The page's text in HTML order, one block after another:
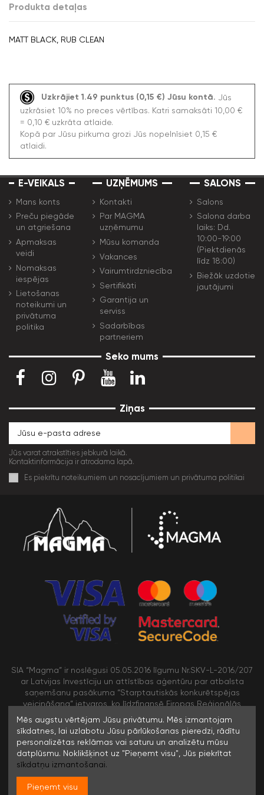
Produkta detaļas
MATT BLACK, RUB CLEAN
Uzkrājiet 1.49 punktus (0,15 €) Jūsu kontā. Jūs
uzkrāsiet 10% no preces vērtības. Katri samaksāti 10,00 €
= 0,10 € uzkrāta atlaide.
Kopā par Jūsu pirkuma grozi Jūs nopelnīsiet 0,15 €
atlaidi.
E-VEIKALS
Mans konts
Preču piegāde
un atgriešana
Apmaksas
veidi
Nomaksas
iespējas
Lietošanas
noteikumi un
privātuma
politika
UZŅĒMUMS
Kontakti
Par MAGMA
uzņēmumu
Mūsu komanda
Vakances
Vairumtirdzniecība
Sertifikāti
Garantija un
serviss
Sadarbības
partneriem
SALONS
Salons
Salona darba
laiks: Dd.
10:00-19:00
(Piektdienās
līdz 18:00)
Biežāk uzdotie
jautājumi
Seko mums
Ziņas
Jūs varat atrakstīties jebkurā laikā.
Kontaktinformācija ir atrodama lapā.
Es piekrītu noteikumiem un nosacījumiem un privātuma politikai
SIA “Magma” ir noslēgusi 05.05.2016 līgumu Nr.SKV-L-2016/207
ar Latvijas Investīciju un attīstības aģentūru par atbalsta
saņemšanu pasākuma “Starptautiskās konkurētspējas
veicināšana” ietvaros, ko līdzfinansē Eiropas Reģionālās
attīstības fonds
© 1996-2023 SIA MAGMA |
Mēs augstu vērtējam Jūsu privātumu. Mēs izmantojam
sīkdatnes, lai uzlabotu Jūsu pārlūkošanas pieredzi, rādītu
personalizētas reklāmas vai saturu un analizētu mūsu
datplūsmu. Noklikšķinot uz "Pieņemt visu", Jūs piekrītat
sīkdatņu izmantošanai.
Pieņemt visu